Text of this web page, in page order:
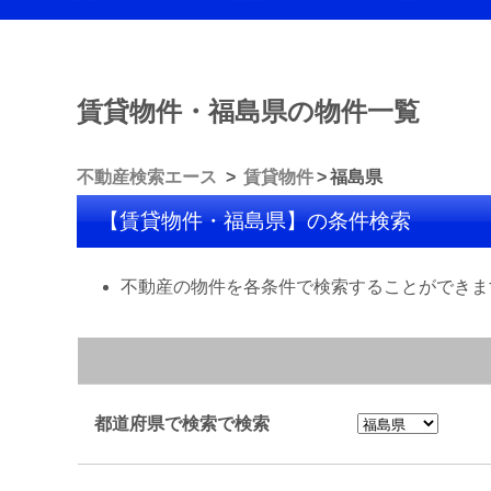
賃貸物件・福島県の物件一覧
不動産検索エース 賃貸物件 福島県
【賃貸物件・福島県】の条件検索
不動産の物件を各条件で検索することができま
都道府県で検索で検索